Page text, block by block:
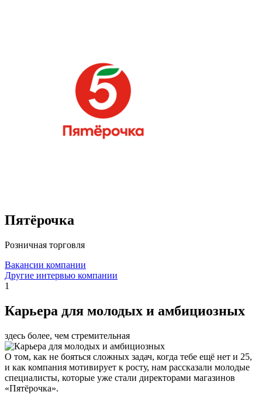
Пятёрочка
Розничная торговля
Вакансии компании
Другие интервью компании
1
Карьера для молодых и амбициозных
здесь более, чем стремительная
О том, как не бояться сложных задач, когда тебе ещё нет и 25,
и как компания мотивирует к росту, нам рассказали молодые
специалисты, которые уже стали директорами магазинов
«Пятёрочка».